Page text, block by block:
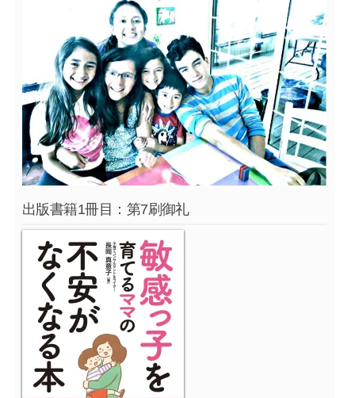
出版書籍1冊目：第7刷御礼